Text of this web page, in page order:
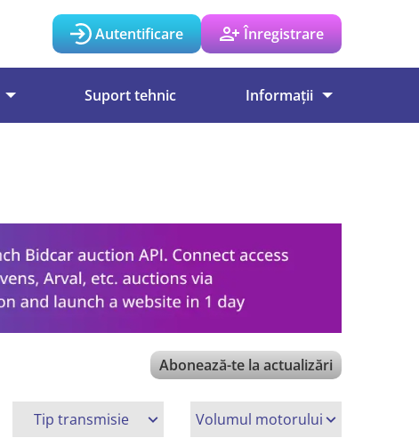
Autentificare Înregistrare
Suport tehnic Informații
Abonează-te la actualizări
Tip transmisie Volumul motorului